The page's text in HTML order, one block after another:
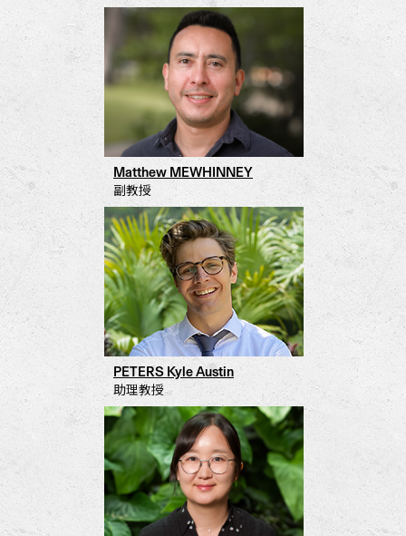
Matthew MEWHINNEY
副教授
PETERS Kyle Austin
助理教授